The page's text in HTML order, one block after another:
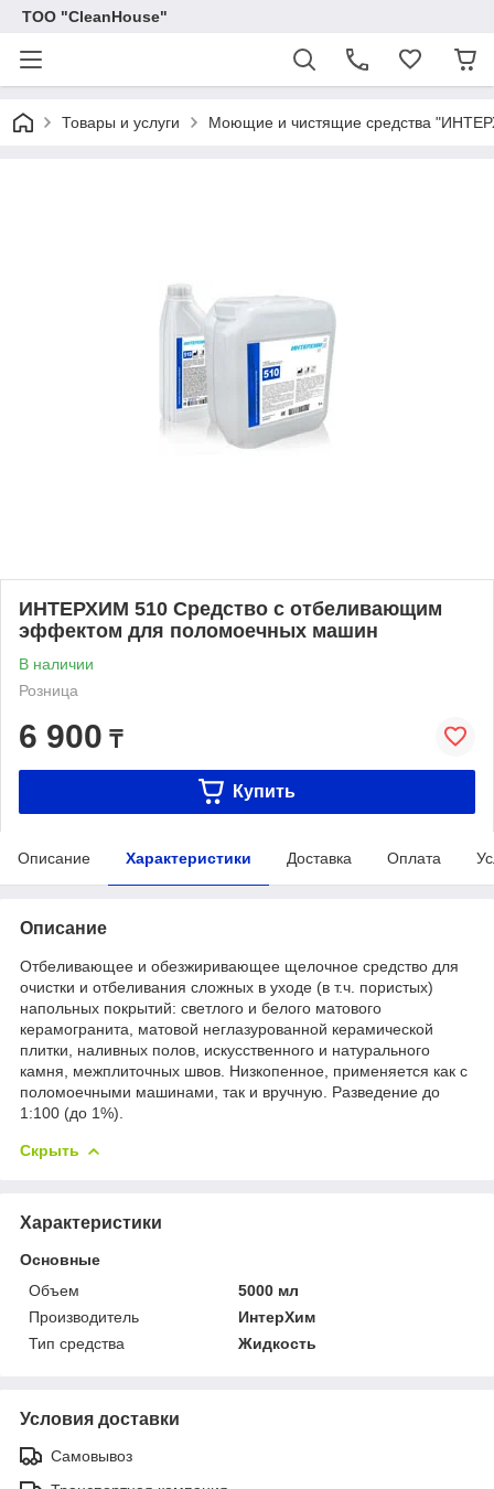
ТОО "CleanHouse"
Товары и услуги Моющие и чистящие средства
ИНТЕРХИМ 510 Средство с отбеливающим
эффектом для поломоечных машин
В наличии
Розница
6 900 ₸
Купить
Описание Характеристики Доставка Оплата
Описание
Отбеливающее и обезжиривающее щелочное средство для
очистки и отбеливания сложных в уходе (в т.ч. пористых)
напольных покрытий: светлого и белого матового
керамогранита, матовой неглазурованной керамической
плитки, наливных полов, искусственного и натурального
камня, межплиточных швов. Низкопенное, применяется как с
поломоечными машинами, так и вручную. Разведение до
1:100 (до 1%).
Скрыть
Характеристики
Основные
Объем
5000 мл
Производитель
ИнтерХим
Тип средства
Жидкость
Условия доставки
Самовывоз